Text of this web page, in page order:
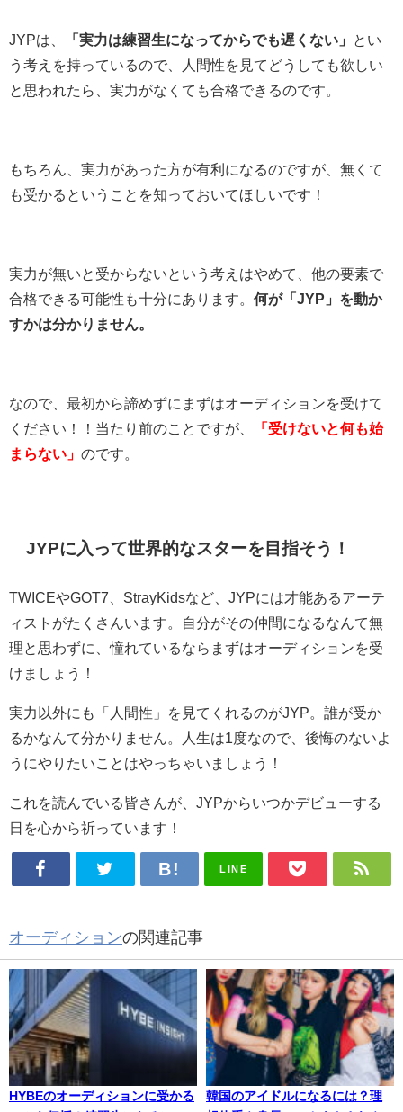
JYPは、 「実力は練習生になってからでも遅くない」
とい
う考えを持っているので、人間性を見てどうしても欲しい
と思われたら、実力がなくても合格できるのです。
もちろん、実力があった方が有利になるのですが、無くて
も受かるということを知っておいてほしいです！
実力が無いと受からないという考えはやめて、他の要素で
合格できる可能性も十分にあります。 何が「JYP」を動か
すかは分かりません。
なので、最初から諦めずにまずはオーディションを受けて
ください！！当たり前のことですが、
「受けないと何も始
まらない」 のです。
JYPに入って世界的なスターを目指そう！
TWICEやGOT7、StrayKidsなど、JYPには才能あるアーテ
ィストがたくさんいます。自分がその仲間になるなんて無
理と思わずに、憧れているならまずはオーディションを受
けましょう！
実力以外にも「人間性」を見てくれるのがJYP。誰が受か
るかなんて分かりません。人生は1度なので、後悔のないよ
うにやりたいことはやっちゃいましょう！
これを読んでいる皆さんが、JYPからいつかデビューする
日を心から祈っています！
LINE
オーディションの関連記事
HYBEのオーディションに受かる
韓国のアイドルになるには？理